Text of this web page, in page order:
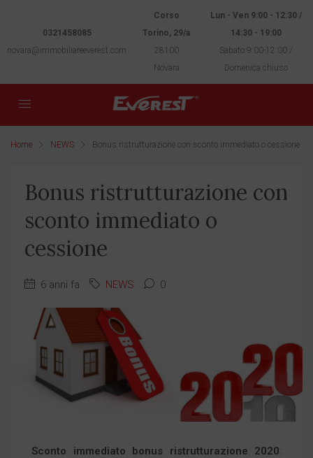
0321458085
novara@immobiliareeverest.com
Corso
Torino, 29/a
28100
Novara
Lun - Ven 9:00 - 12:30 /
14:30 - 19:00
Sabato 9:00-12:00 /
Domenica chiuso
Home NEWS Bonus ristrutturazione con sconto immediato o cessione
Bonus ristrutturazione con
sconto immediato o
cessione
6 anni fa NEWS 0
Sconto immediato bonus ristrutturazione 2020: